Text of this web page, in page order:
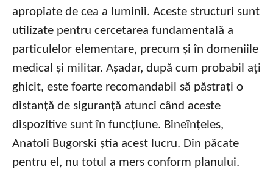
apropiate de cea a luminii. Aceste structuri sunt
utilizate pentru cercetarea fundamentală a
particulelor elementare, precum și în domeniile
medical și militar. Așadar, după cum probabil ați
ghicit, este foarte recomandabil să păstrați o
distanță de siguranță atunci când aceste
dispozitive sunt în funcțiune. Bineînțeles,
Anatoli Bugorski știa acest lucru. Din păcate
pentru el, nu totul a mers conform planului.